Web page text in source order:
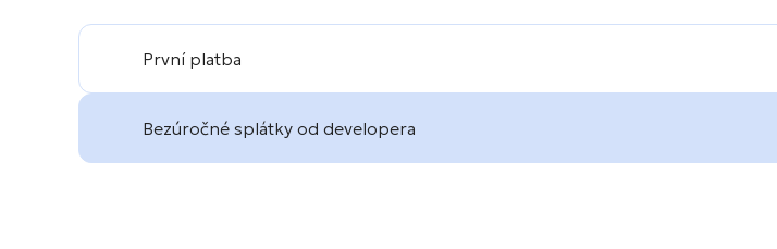
První platba
Bezúročné splátky od developera